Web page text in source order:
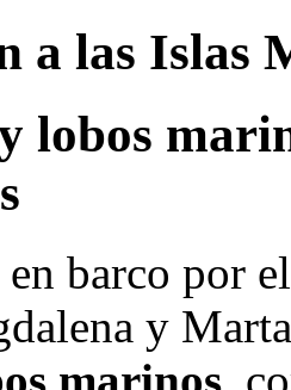
a las Islas
lobos
en barco por
y